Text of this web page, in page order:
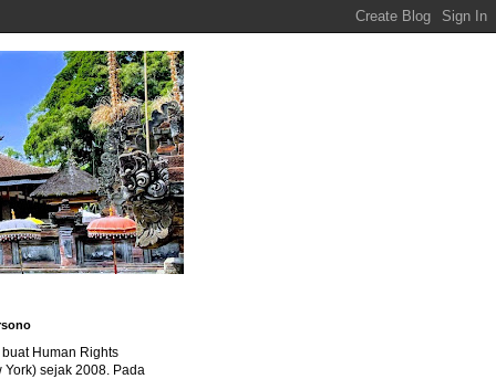
Human Rights
York) sejak 2008. Pada